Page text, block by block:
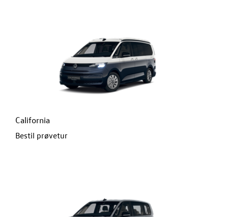
California
Bestil prøvetur